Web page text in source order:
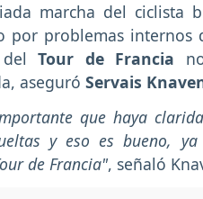
marcha del ciclista
por problemas
delTour de Francia
aseguró Servais
que haya
y eso es bueno,
de Francia", señaló